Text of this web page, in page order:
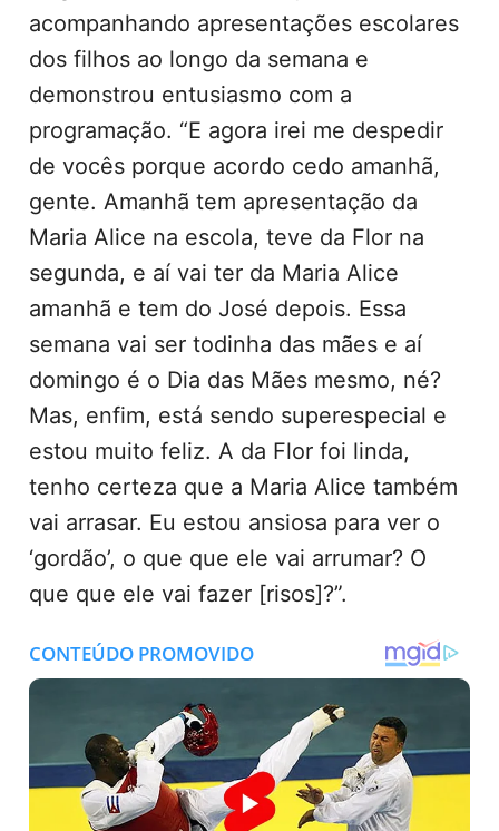
acompanhando apresentações escolares
dos filhos ao longo da semana e
demonstrou entusiasmo com a
programação. “E agora irei me despedir
de vocês porque acordo cedo amanhã,
gente. Amanhã tem apresentação da
Maria Alice na escola, teve da Flor na
segunda, e aí vai ter da Maria Alice
amanhã e tem do José depois. Essa
semana vai ser todinha das mães e aí
domingo é o Dia das Mães mesmo, né?
Mas, enfim, está sendo superespecial e
estou muito feliz. A da Flor foi linda,
tenho certeza que a Maria Alice também
vai arrasar. Eu estou ansiosa para ver o
‘gordão’, o que que ele vai arrumar? O
que que ele vai fazer [risos]?”.